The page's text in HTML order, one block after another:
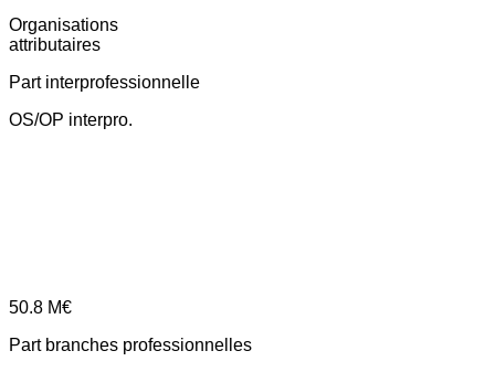
Organisations
attributaires
Part interprofessionnelle
OS/OP interpro.
50.8 M€
Part branches professionnelles